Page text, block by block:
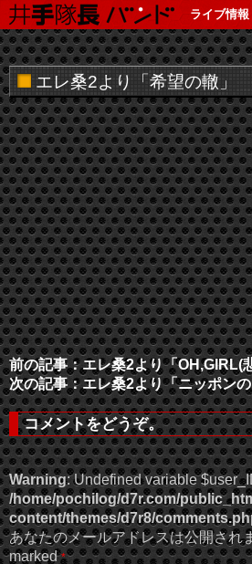
ライブ情報
エレ桑2より「希望の轍」
前の記事：エレ桑2より「OH,GIRL(
次の記事：エレ桑2より「ニッポン
コメントをどうぞ。
Warning: Undefined variable
/home/pochilog/d7r.com/
content/themes/d7r8/
あなたのメールアドレスは公開され
marked*